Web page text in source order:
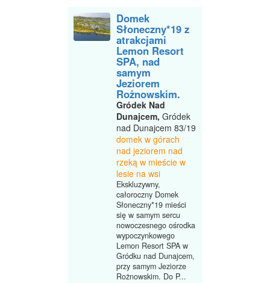
Domek
Słoneczny*19 z
atrakcjami
Lemon Resort
SPA, nad
samym
Jeziorem
Rożnowskim.
Gródek Nad
Dunajcem, Gródek
nad Dunajcem 83/19
domek w górach
nad jeziorem nad
rzeką w mieście w
lesie na wsi
Ekskluzywny,
całoroczny Domek
Słoneczny*19 mieści
się w samym sercu
nowoczesnego ośrodka
wypoczynkowego
Lemon Resort SPA w
Gródku nad Dunajcem,
przy samym Jeziorze
Rożnowskim. Do P...